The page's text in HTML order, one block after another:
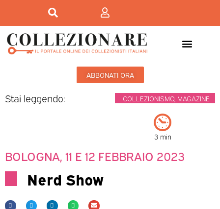
ABBONATI ORA
Stai leggendo: COLLEZIONISMO MAGAZINE
3 min
BOLOGNA, 11 E 12 FEBBRAIO 2023
Nerd Show